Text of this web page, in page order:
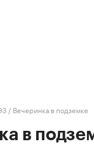
/ Вечеринка в подземке
в